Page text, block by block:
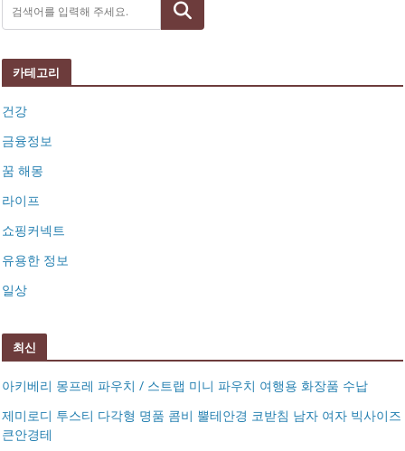
검색
카테고리
건강
금융정보
꿈 해몽
라이프
쇼핑커넥트
유용한 정보
일상
최신
아키베리 몽프레 파우치 / 스트랩 미니 파우치 여행용 화장품 수납
제미로디 투스티 다각형 명품 콤비 뿔테안경 코받침 남자 여자 빅사이즈
큰안경테